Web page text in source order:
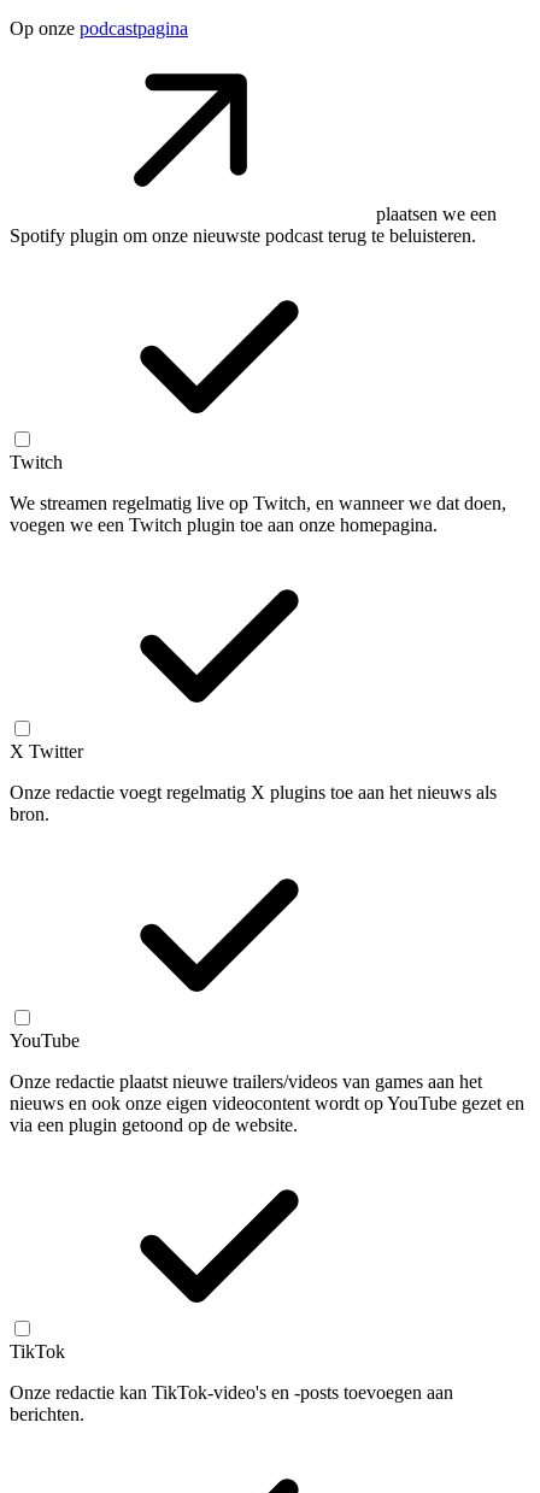
Op onze podcastpagina
plaatsen we een
Spotify plugin om onze nieuwste podcast terug te beluisteren.
Twitch
We streamen regelmatig live op Twitch, en wanneer we dat doen,
voegen we een Twitch plugin toe aan onze homepagina.
X Twitter
Onze redactie voegt regelmatig X plugins toe aan het nieuws als
bron.
YouTube
Onze redactie plaatst nieuwe trailers/videos van games aan het
nieuws en ook onze eigen videocontent wordt op YouTube gezet en
via een plugin getoond op de website.
TikTok
Onze redactie kan TikTok-video's en -posts toevoegen aan
berichten.